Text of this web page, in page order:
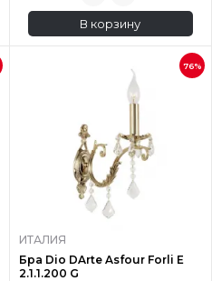
В корзину
76%
ИТАЛИЯ
Бра Dio DArte Asfour Forli E
2.1.1.200 G